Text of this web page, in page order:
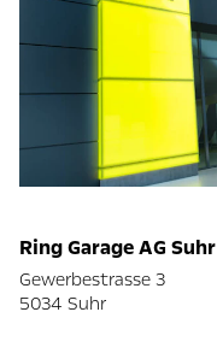
Ring Garage AG Suhr
Gewerbestrasse 3
5034 Suhr